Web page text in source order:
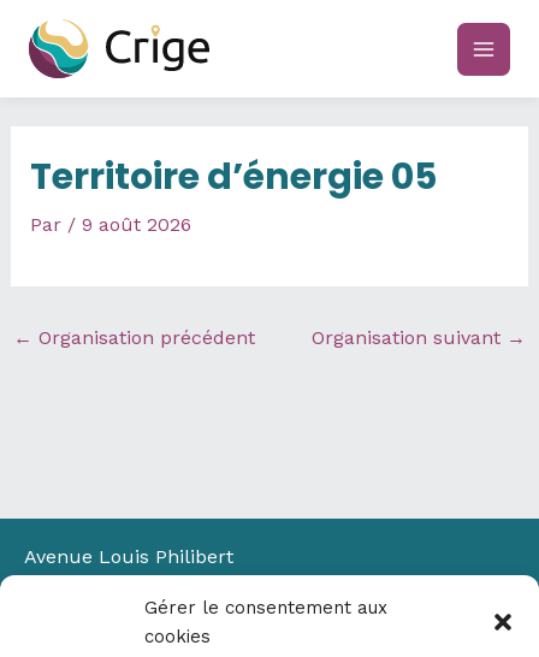
Gérer le consentement aux
cookies
contenu
main
Territoire d’énergie 05
Par / 9 août 2026
← Organisation précédent Organisation suivant →
Avenue Louis Philibert
Bâtiment Laennec
13100 Aix-en-Provence